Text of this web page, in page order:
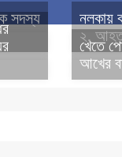
সদস্য
নলকায়
২,
খেতে
আখের